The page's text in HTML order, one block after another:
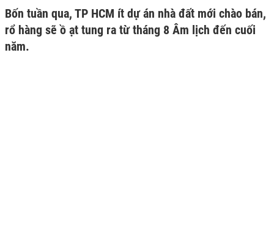
Bốn tuần qua, TP HCM ít dự án nhà đất mới chào bán,
rổ hàng sẽ ồ ạt tung ra từ tháng 8 Âm lịch đến cuối
năm.